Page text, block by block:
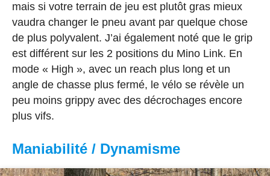
mais si votre terrain de jeu est plutôt gras mieux
vaudra changer le pneu avant par quelque chose
de plus polyvalent. J’ai également noté que le grip
est différent sur les 2 positions du Mino Link. En
mode « High », avec un reach plus long et un
angle de chasse plus fermé, le vélo se révèle un
peu moins grippy avec des décrochages encore
plus vifs.
Maniabilité / Dynamisme